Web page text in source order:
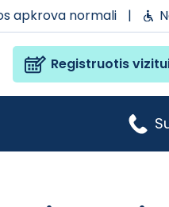
apkrova normali |
Registruotis